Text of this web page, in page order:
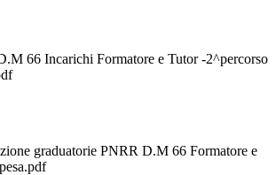
66 Incarichi Formatore e Tutor -2^percorso
graduatorie PNRR D.M 66 Formatore e